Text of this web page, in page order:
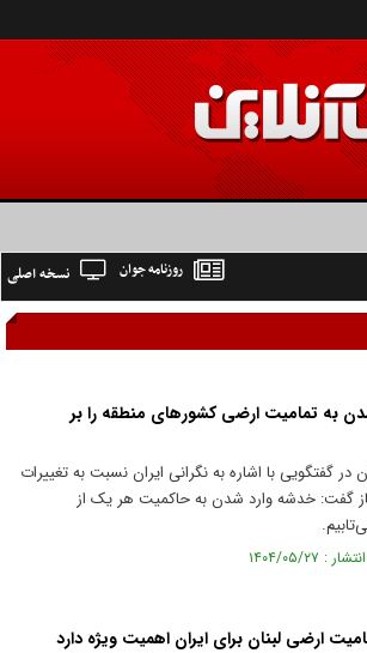
نسخه اصلی روزنامه جوان
به تمامیت ارضی کشورهای منطقه را بر
در گفتگویی با اشاره به نگرانی ایران نسبت به تغییرات
گفت: خدشه وارد شدن به حاکمیت هر یک از
ارضی لبنان برای ایران اهمیت ویژه دارد